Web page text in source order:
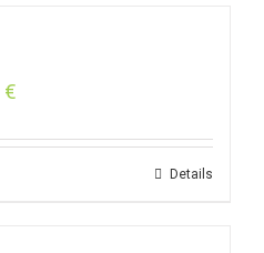
€
Details